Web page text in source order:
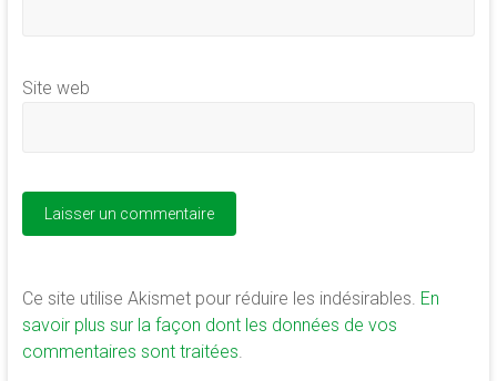
Site web
Ce site utilise Akismet pour réduire les indésirables. En
savoir plus sur la façon dont les données de vos
commentaires sont traitées